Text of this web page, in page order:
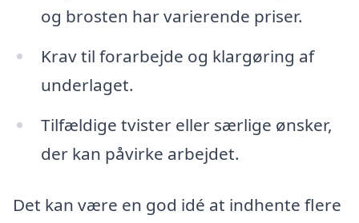
og brosten har varierende priser.
Krav til forarbejde og klargøring af
underlaget.
Tilfældige tvister eller særlige ønsker,
der kan påvirke arbejdet.
Det kan være en god idé at indhente flere